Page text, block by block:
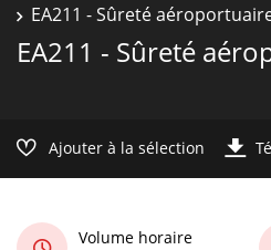
EA211 - Sûreté
EA211 - Sûreté
Ajouter à la sélection
Volume horaire